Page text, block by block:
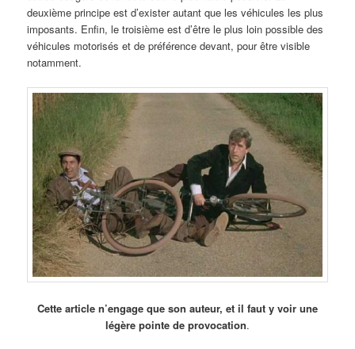
deuxième principe est d’exister autant que les véhicules les plus
imposants. Enfin, le troisième est d’être le plus loin possible des
véhicules motorisés et de préférence devant, pour être visible
notamment.
Cette article n’engage que son auteur, et il faut y voir une
légère pointe de provocation.